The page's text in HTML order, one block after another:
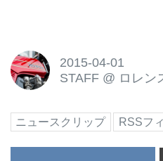
2015-04-01
STAFF @ ロレン
ニュースクリップ RSSフ